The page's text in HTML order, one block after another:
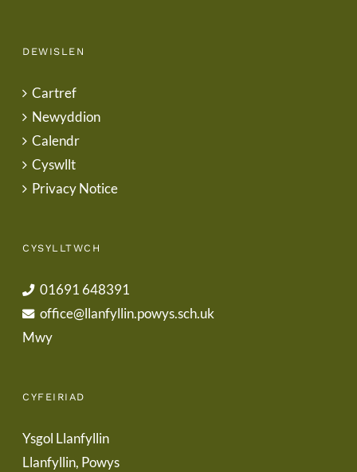
DEWISLEN
Cartref
Newyddion
Calendr
Cyswllt
Privacy Notice
CYSYLLTWCH
01691 648391
office@llanfyllin.powys.sch.uk
Mwy
CYFEIRIAD
Ysgol Llanfyllin
Llanfyllin, Powys